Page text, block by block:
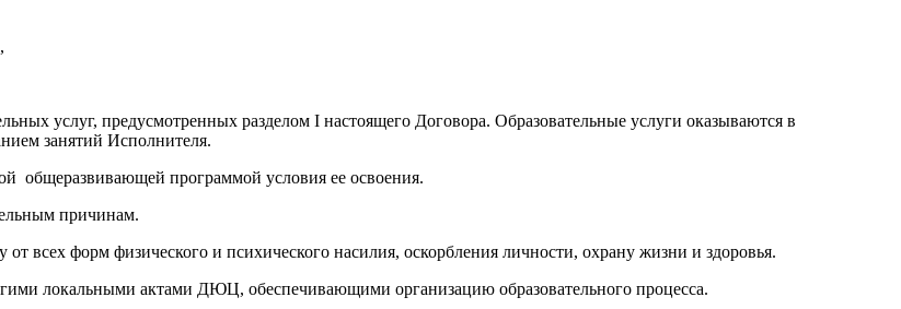
услуг, предусмотренных разделом I настоящего Договора. Образовательные услуги оказываются в
занятий Исполнителя.
общеразвивающей программой условия ее освоения.
причинам.
всех форм физического и психического насилия, оскорбления личности, охрану жизни и здоровья.
локальными актами ДЮЦ, обеспечивающими организацию образовательного процесса.